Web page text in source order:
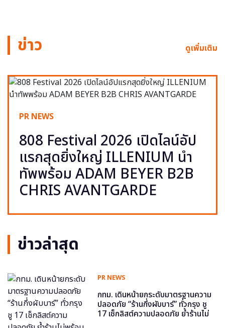
ข่าว ดูเพิ่มเติม
PR NEWS
808 Festival 2026 เปิดไลน์อัป
แรกสุดยิ่งใหญ่ ILLENIUM นำ
ทัพพร้อม ADAM BEYER B2B
CHRIS AVANTGARDE
ข่าวล่าสุด
PR NEWS
กทม. เดินหน้ายกระดับมาตรฐานความ
ปลอดภัย “ร้านกึ่งผับบาร์” ทั่วกรุง ชู
17 เช็กลิสต์ความปลอดภัย ย้ำร้านไม่